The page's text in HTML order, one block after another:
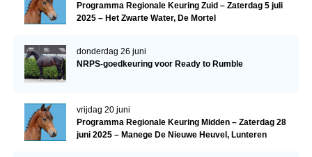
Programma Regionale Keuring Zuid – Zaterdag 5 juli
2025 – Het Zwarte Water, De Mortel
donderdag 26 juni
NRPS-goedkeuring voor Ready to Rumble
vrijdag 20 juni
Programma Regionale Keuring Midden – Zaterdag 28
juni 2025 – Manege De Nieuwe Heuvel, Lunteren